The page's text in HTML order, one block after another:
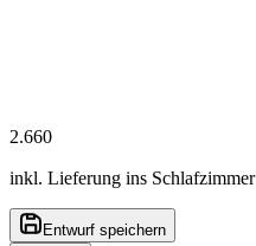
2.660
inkl. Lieferung ins Schlafzimmer
Entwurf speichern